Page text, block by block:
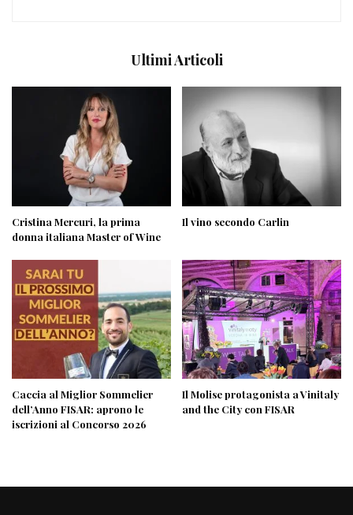
Ultimi Articoli
Cristina Mercuri, la prima
donna italiana Master of Wine
Il vino secondo Carlin
Caccia al Miglior Sommelier
dell’Anno FISAR: aprono le
iscrizioni al Concorso 2026
Il Molise protagonista a Vinitaly
and the City con FISAR